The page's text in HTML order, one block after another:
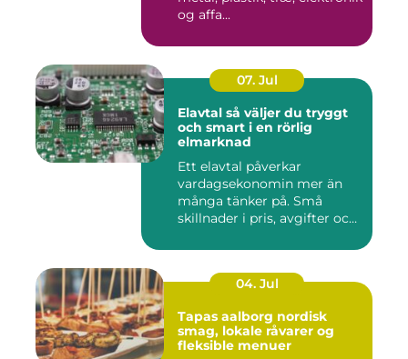
og affa...
07. Jul
Elavtal så väljer du tryggt
och smart i en rörlig
elmarknad
Ett elavtal påverkar
vardagsekonomin mer än
många tänker på. Små
skillnader i pris, avgifter och
04. Jul
Tapas aalborg nordisk
smag, lokale råvarer og
fleksible menuer